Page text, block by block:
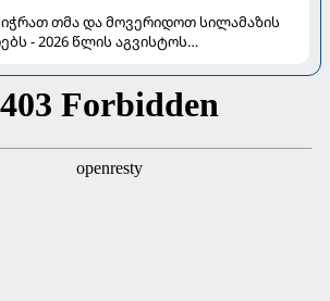
თმა და მოვერიდოთ სილამაზის
- 2026 წლის აგვისტოს